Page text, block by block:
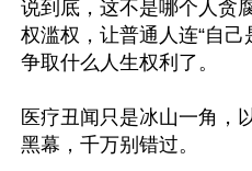
说到底，这不是哪个人贪
权滥权，让普通人连“自
争取什么人生权利了。
医疗丑闻只是冰山一角，
黑幕，千万别错过。